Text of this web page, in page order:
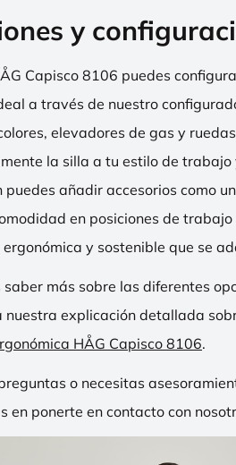
y
Capisco 8106 puedes
a través de nuestro
elevadores de gas y
la silla a tu estilo de trabajo
puedes añadir accesorios como
en posiciones de
ergonómica y sostenible que se
saber más sobre las diferentes
nuestra explicación detallada
HÅG Capisco 8106.
o necesitas
en ponerte en contacto con